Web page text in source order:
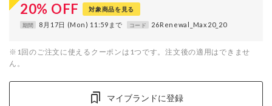
20% OFF 対象商品を見る
期間 8月17日 (Mon) 11:59まで コード 26Renewal_Max20_20
※1回のご注文に使えるクーポンは1つです。注文後の適用はできませ
ん。
マイブランドに登録